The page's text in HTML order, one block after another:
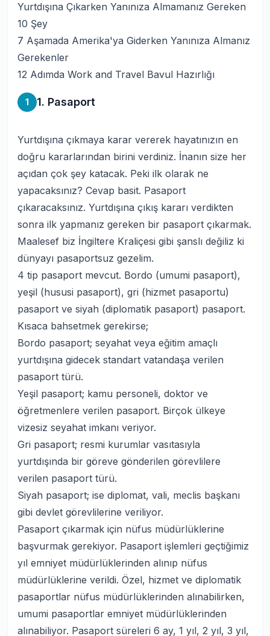
Yurtdışına Çıkarken Yanınıza Almamanız Gereken
10 Şey
7 Aşamada Amerika'ya Giderken Yanınıza Almanız
Gerekenler
12 Adımda Work and Travel Bavul Hazırlığı
1 1. Pasaport
Yurtdışına çıkmaya karar vererek hayatınızın en
doğru kararlarından birini verdiniz. İnanın size her
açıdan çok şey katacak. Peki ilk olarak ne
yapacaksınız? Cevap basit. Pasaport
çıkaracaksınız. Yurtdışına çıkış kararı verdikten
sonra ilk yapmanız gereken bir pasaport çıkarmak.
Maalesef biz İngiltere Kraliçesi gibi şanslı değiliz ki
dünyayı pasaportsuz gezelim.
4 tip pasaport mevcut. Bordo (umumi pasaport),
yeşil (hususi pasaport), gri (hizmet pasaportu)
pasaport ve siyah (diplomatik pasaport) pasaport.
Kısaca bahsetmek gerekirse;
Bordo pasaport; seyahat veya eğitim amaçlı
yurtdışına gidecek standart vatandaşa verilen
pasaport türü.
Yeşil pasaport; kamu personeli, doktor ve
öğretmenlere verilen pasaport. Birçok ülkeye
vizesiz seyahat imkanı veriyor.
Gri pasaport; resmi kurumlar vasıtasıyla
yurtdışında bir göreve gönderilen görevlilere
verilen pasaport türü.
Siyah pasaport; ise diplomat, vali, meclis başkanı
gibi devlet görevlilerine veriliyor.
Pasaport çıkarmak için nüfus müdürlüklerine
başvurmak gerekiyor. Pasaport işlemleri geçtiğimiz
yıl emniyet müdürlüklerinden alınıp nüfus
müdürlüklerine verildi. Özel, hizmet ve diplomatik
pasaportlar nüfus müdürlüklerinden alınabilirken,
umumi pasaportlar emniyet müdürlüklerinden
alınabiliyor. Pasaport süreleri 6 ay, 1 yıl, 2 yıl, 3 yıl,